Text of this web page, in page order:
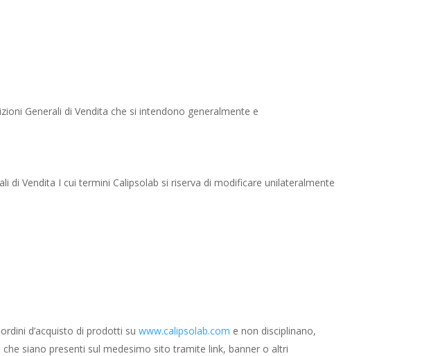
Generali di Vendita che si intendono generalmente e
di Vendita I cui termini Calipsolab si riserva di modificare unilateralmente
d’acquisto di prodotti suwww.calipsolab.com e non disciplinano,
siano presenti sul medesimo sito tramite link, banner o altri